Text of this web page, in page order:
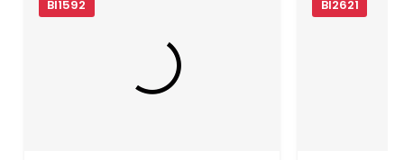
BI1592 BI2621